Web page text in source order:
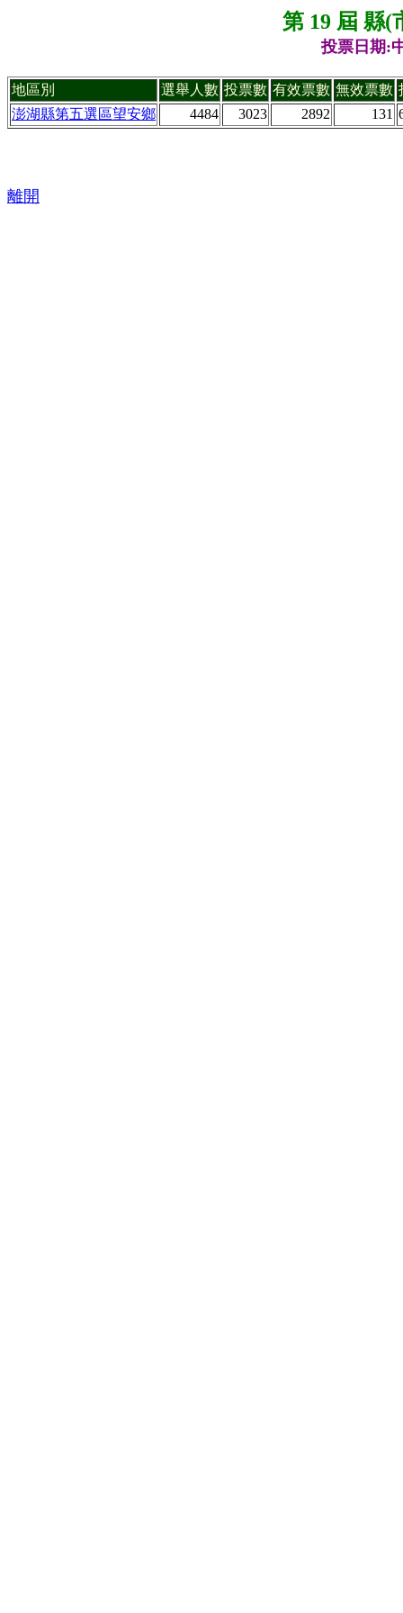
第 19 屆 縣(
投票日期:
地區別 選舉人數 投票數 有效票數 無效票數
澎湖縣第五選區望安鄉
4484 3023 2892 131
離開